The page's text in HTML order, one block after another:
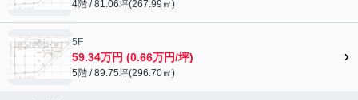
4階 / 81.06坪(267.99㎡)
5F
59.34万円 (0.66万円/坪)
5階 / 89.75坪(296.70㎡)